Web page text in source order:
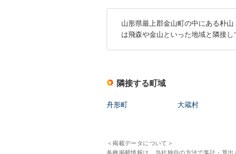
山形県最上郡金山町の中にある朴
は飛森や金山といった地域と隣接
隣接する町域
舟形町 大蔵村
＜掲載データについて＞
各種掲載情報は、当社独自の方法で集計・算